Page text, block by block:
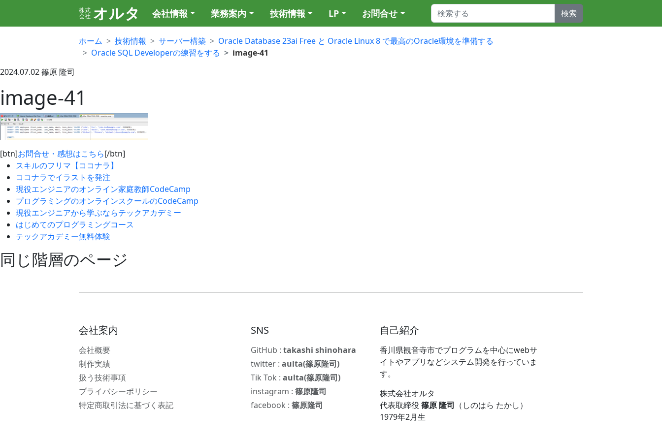
株式
会社 オルタ 会社情報 業務案内 技術情報 LP お問合せ 検索
ホーム 技術情報 サーバー構築
Oracle Database 23ai Free と Oracle Linux 8 で最高のOracle環境を準備する
Oracle SQL Developerの練習をする
image-41
2024.07.02篠原 隆司
image-41
[btn]お問合せ・感想はこちら[/btn]
スキルのフリマ【ココナラ】
ココナラでイラストを発注
現役エンジニアのオンライン家庭教師CodeCamp
プログラミングのオンラインスクールのCodeCamp
現役エンジニアから学ぶならテックアカデミー
はじめてのプログラミングコース
テックアカデミー無料体験
同じ階層のページ
会社案内
会社概要
制作実績
扱う技術事項
プライバシーポリシー
特定商取引法に基づく表記
SNS
GitHub :takashi shinohara
twitter :aulta(篠原隆司)
Tik Tok :aulta(篠原隆司)
instagram :篠原隆司
facebook :篠原隆司
自己紹介
香川県観音寺市でプログラムを中心にwebサ
イトやアプリなどシステム開発を行っていま
す。
株式会社オルタ
代表取締役篠原 隆司 （しのはら たかし）
1979年2月生